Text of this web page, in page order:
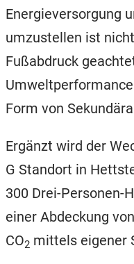
Energieversorgung
umzustellen ist
Fußabdruck
Form von
Ergänzt wird der
G Standort in
300 Drei-Personen-
einer Abdeckung
CO2 mittels eigener